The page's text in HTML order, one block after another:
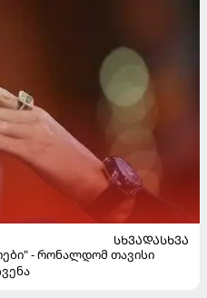
ᲡᲮᲕᲐᲓᲐᲡᲮᲕᲐ
- რონალდომ თავისი